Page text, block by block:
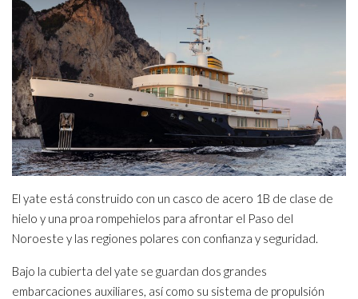
El yate está construido con un casco de acero 1B de clase de
hielo y una proa rompehielos para afrontar el Paso del
Noroeste y las regiones polares con confianza y seguridad.
Bajo la cubierta del yate se guardan dos grandes
embarcaciones auxiliares, así como su sistema de propulsión